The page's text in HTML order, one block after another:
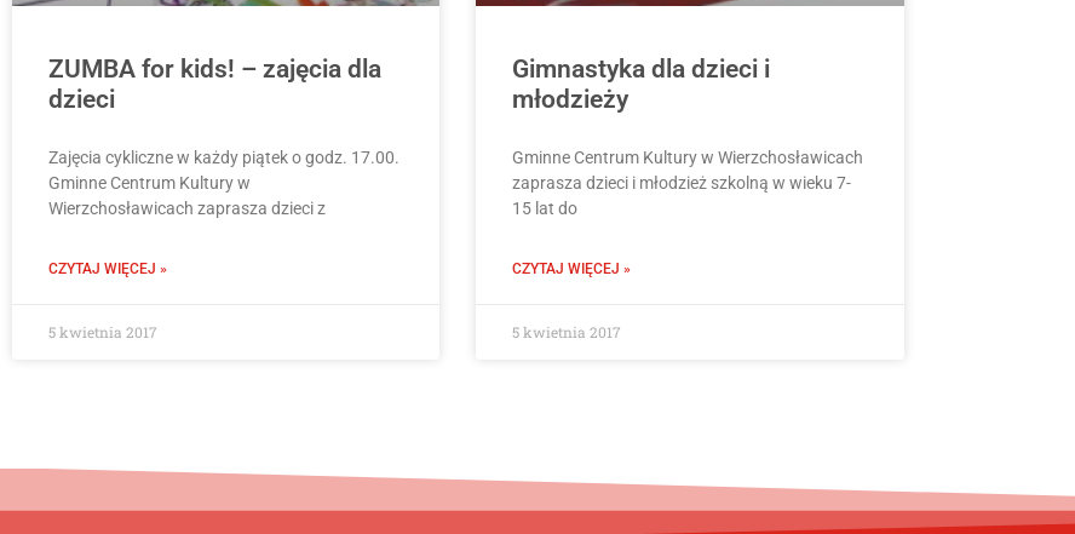
ZUMBA for kids! – zajęcia dla
dzieci
Zajęcia cykliczne w każdy piątek o godz. 17.00.
Gminne Centrum Kultury w
Wierzchosławicach zaprasza dzieci z
CZYTAJ WIĘCEJ »
5 kwietnia 2017
Gimnastyka dla dzieci i
młodzieży
Gminne Centrum Kultury w Wierzchosławicach
zaprasza dzieci i młodzież szkolną w wieku 7-
15 lat do
CZYTAJ WIĘCEJ »
5 kwietnia 2017